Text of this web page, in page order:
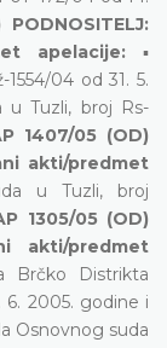
apelacije: ▪
04 od 31. 5.
u Tuzli, broj Rs-
1407/05 (OD)
akti/predmet
u Tuzli, broj
1305/05 (OD)
akti/predmet
Brčko Distrikta
6. 2005. godine i
Osnovnog suda